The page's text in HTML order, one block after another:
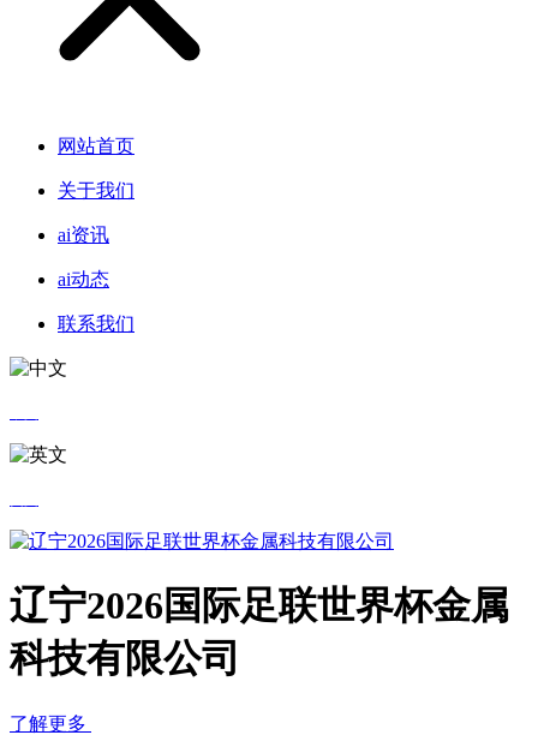
网站首页
关于我们
ai资讯
ai动态
联系我们
辽宁2026国际足联世界杯金属
科技有限公司
了解更多